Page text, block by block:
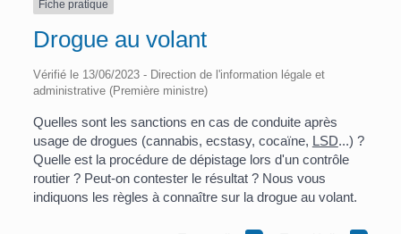
Fiche pratique
Drogue au volant
Vérifié le 13/06/2023 - Direction de l'information légale et
administrative (Première ministre)
Quelles sont les sanctions en cas de conduite après
usage de drogues (cannabis, ecstasy, cocaïne, LSD...) ?
Quelle est la procédure de dépistage lors d'un contrôle
routier ? Peut-on contester le résultat ? Nous vous
indiquons les règles à connaître sur la drogue au volant.